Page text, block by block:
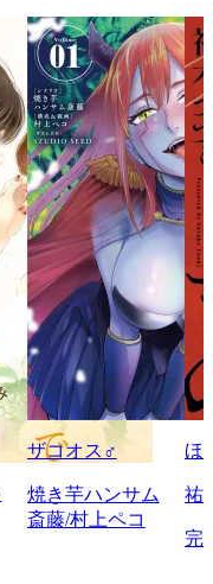
ザコオス♂
焼き芋ハンサム
斎藤/村上ペコ
ほ
祐
完